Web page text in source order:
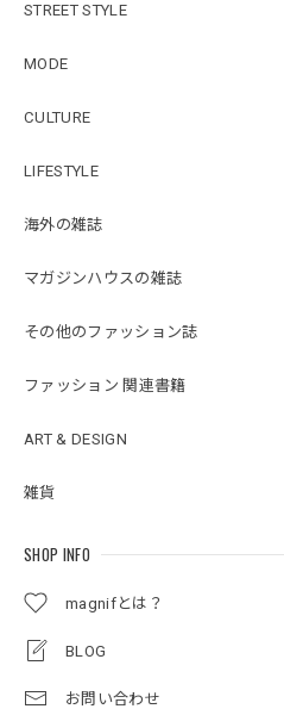
STREET STYLE
MODE
CULTURE
LIFESTYLE
海外の雑誌
マガジンハウスの雑誌
その他のファッション誌
ファッション 関連書籍
ART & DESIGN
雑貨
SHOP INFO
magnifとは？
BLOG
お問い合わせ